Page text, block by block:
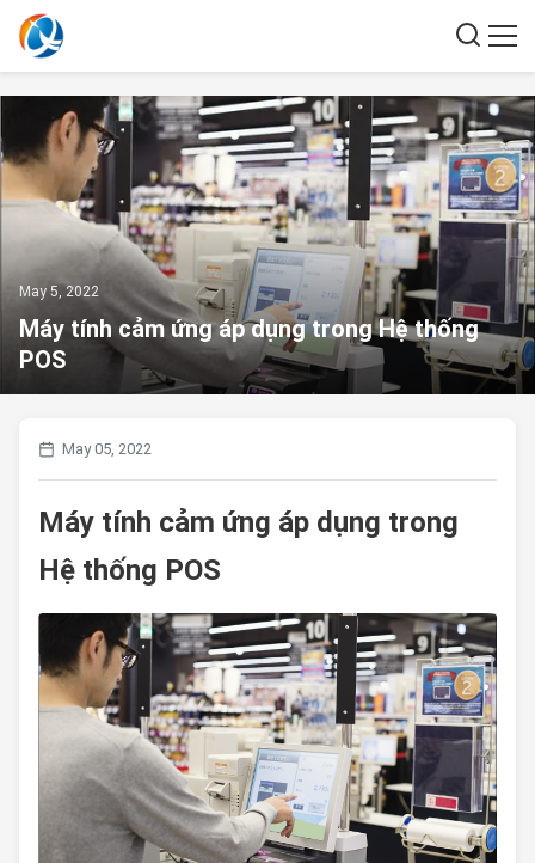
May 5, 2022
Máy tính cảm ứng áp dụng trong Hệ thống
POS
May 05, 2022
Máy tính cảm ứng áp dụng trong
Hệ thống POS